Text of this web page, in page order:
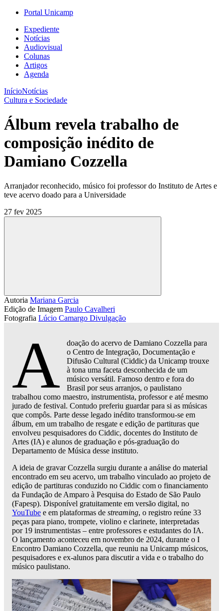
Portal Unicamp
Expediente
Notícias
Audiovisual
Colunas
Artigos
Agenda
InícioNotícias
Cultura e Sociedade
Álbum revela trabalho de
composição inédito de
Damiano Cozzella
Arranjador reconhecido, músico foi professor do Instituto de Artes e
teve acervo doado para a Universidade
27 fev 2025
Compartilhar
Autoria Mariana Garcia
Edição de Imagem Paulo Cavalheri
Fotografia Lúcio Camargo Divulgação
A
doação do acervo de Damiano Cozzella para
o Centro de Integração, Documentação e
Difusão Cultural (Ciddic) da Unicamp trouxe
à tona uma faceta desconhecida de um
músico versátil. Famoso dentro e fora do
Brasil por seus arranjos, o paulistano
trabalhou como maestro, instrumentista, professor e até mesmo
jurado de festival. Contudo preferiu guardar para si as músicas
que compôs. Parte desse legado inédito transformou-se em
álbum, em um trabalho de resgate e edição de partituras que
envolveu pesquisadores do Ciddic, docentes do Instituto de
Artes (IA) e alunos de graduação e pós-graduação do
Departamento de Música desse instituto.
A ideia de gravar Cozzella surgiu durante a análise do material
encontrado em seu acervo, um trabalho vinculado ao projeto de
edição de partituras conduzido no Ciddic com o financiamento
da Fundação de Amparo à Pesquisa do Estado de São Paulo
(Fapesp). Disponível gratuitamente em versão digital, no
YouTube e em plataformas de streaming, o registro reúne 33
peças para piano, trompete, violino e clarinete, interpretadas
por 19 instrumentistas – entre professores e estudantes do IA.
O lançamento aconteceu em novembro de 2024, durante o I
Encontro Damiano Cozzella, que reuniu na Unicamp músicos,
pesquisadores e ex-alunos para discutir a vida e o trabalho do
músico paulistano.